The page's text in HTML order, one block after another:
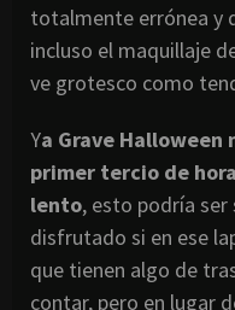
totalmente errónea y
incluso el maquillaje
ve grotesco como
Ya Grave Halloween
primer tercio de
lento, esto podría
disfrutado si en ese
que tienen algo de
contar, pero en lugar